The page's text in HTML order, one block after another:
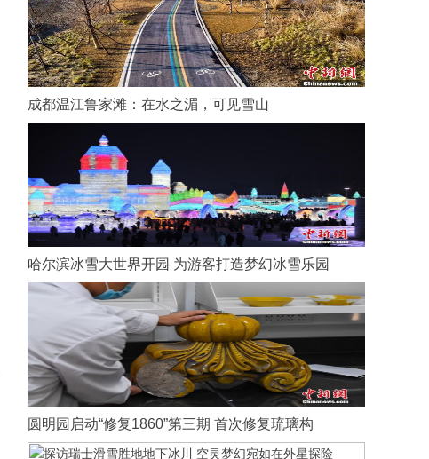
成都温江鲁家滩：在水之湄，可见雪山
哈尔滨冰雪大世界开园 为游客打造梦幻冰雪乐园
圆明园启动“修复1860”第三期 首次修复琉璃构